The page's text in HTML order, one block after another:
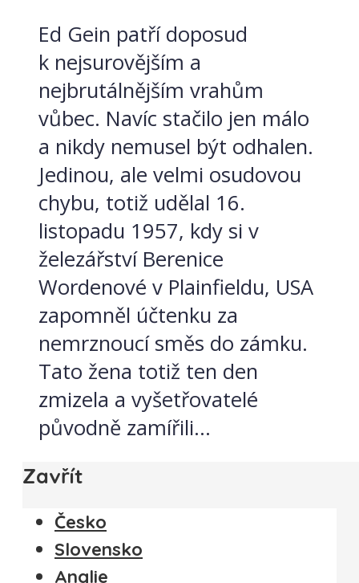
Ed Gein patří doposud
k nejsurovějším a
nejbrutálnějším vrahům
vůbec. Navíc stačilo jen málo
a nikdy nemusel být odhalen.
Jedinou, ale velmi osudovou
chybu, totiž udělal 16.
listopadu 1957, kdy si v
železářství Berenice
Wordenové v Plainfieldu, USA
zapomněl účtenku za
nemrznoucí směs do zámku.
Tato žena totiž ten den
zmizela a vyšetřovatelé
původně zamířili...
Zavřít
Česko
Slovensko
Anglie